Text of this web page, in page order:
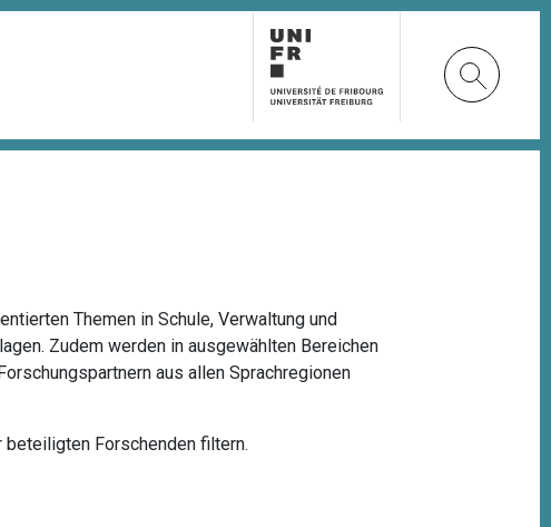
Themen in Schule, Verwaltung und
Zudem werden in ausgewählten Bereichen
aus allen Sprachregionen
Forschenden filtern.